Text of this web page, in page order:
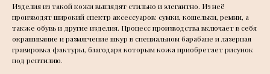
Изделия из такой кожи выглядят стильно и элегантно. Из неё
производят широкий спектр аксессуаров: сумки, кошельки, ремни, а
также обувь и другие изделия. Процесс производства включает в себя
окрашивание и размягчение шкур в специальном барабане и лазерная
гравировка фактуры, благодаря которым кожа приобретает рисунок
под рептилию.